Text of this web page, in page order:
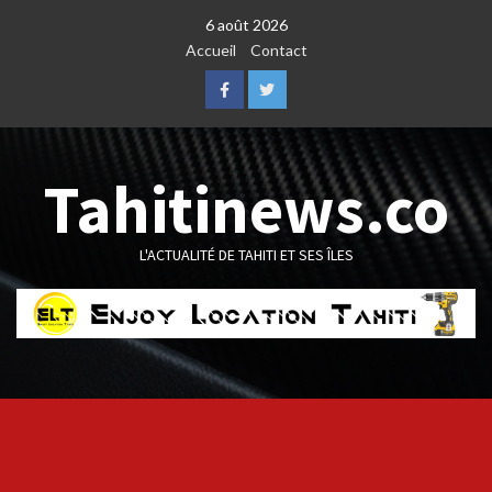
6 août 2026
Accueil
Contact
FacebookTwitter
Tahitinews.co
L'ACTUALITÉ DE TAHITI ET SES ÎLES